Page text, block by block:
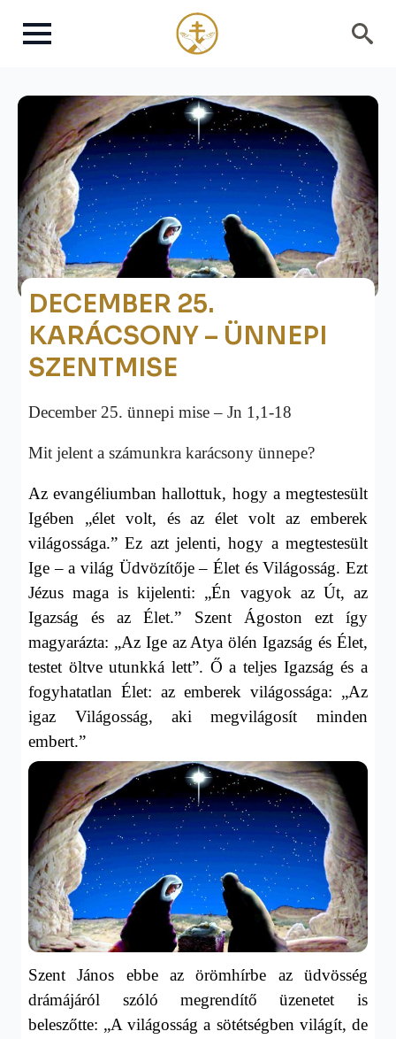
DECEMBER 25.
KARÁCSONY – ÜNNEPI
SZENTMISE
December 25. ünnepi mise – Jn 1,1-18
Mit jelent a számunkra karácsony ünnepe?
Az evangéliumban hallottuk, hogy a megtestesült
Igében „élet volt, és az élet volt az emberek
világossága.” Ez azt jelenti, hogy a megtestesült
Ige – a világ Üdvözítője – Élet és Világosság. Ezt
Jézus maga is kijelenti: „Én vagyok az Út, az
Igazság és az Élet.” Szent Ágoston ezt így
magyarázta: „Az Ige az Atya ölén Igazság és Élet,
testet öltve utunkká lett”. Ő a teljes Igazság és a
fogyhatatlan Élet: az emberek világossága: „Az
igaz Világosság, aki megvilágosít minden
embert.”
Szent János ebbe az örömhírbe az üdvösség
drámájáról szóló megrendítő üzenetet is
beleszőtte: „A világosság a sötétségben világít, de